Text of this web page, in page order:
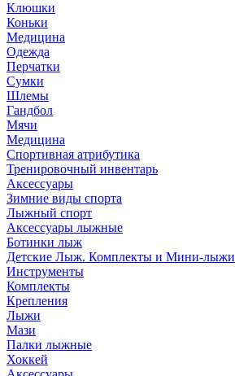
Клюшки
Коньки
Медицина
Одежда
Перчатки
Сумки
Шлемы
Гандбол
Мячи
Медицина
Спортивная атрибутика
Тренировочный инвентарь
Аксессуары
Зимние виды спорта
Лыжный спорт
Аксессуары лыжные
Ботинки лыж
Детские Лыж. Комплекты и Мини-лыжи
Инструменты
Комплекты
Крепления
Лыжи
Мази
Палки лыжные
Хоккей